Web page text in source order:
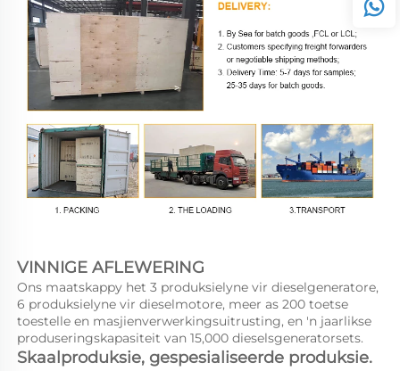
VINNIGE AFLEWERING
Ons maatskappy het 3 produksielyne vir dieselgeneratore,
6 produksielyne vir dieselmotore, meer as 200 toetse
toestelle en masjienverwerkingsuitrusting, en 'n jaarlikse
produseringskapasiteit van 15,000 dieselsgeneratorsets.
Skaalproduksie, gespesialiseerde produksie.